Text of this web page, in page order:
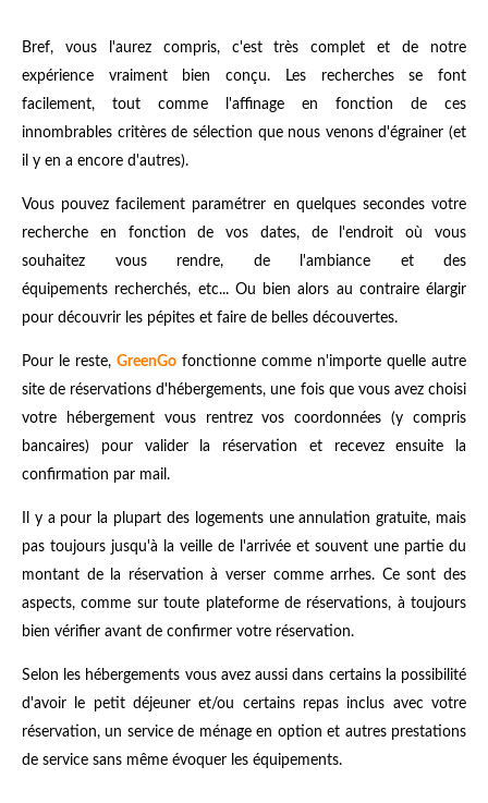
Bref, vous l'aurez compris, c'est très complet et de notre
expérience vraiment bien conçu. Les recherches se font
facilement, tout comme l'affinage en fonction de ces
innombrables critères de sélection que nous venons d'égrainer (et
il y en a encore d'autres).
Vous pouvez facilement paramétrer en quelques secondes votre
recherche en fonction de vos dates, de l'endroit où vous
souhaitez vous rendre, de l'ambiance et des
équipements recherchés, etc... Ou bien alors au contraire élargir
pour découvrir les pépites et faire de belles découvertes.
Pour le reste, GreenGo fonctionne comme n'importe quelle autre
site de réservations d'hébergements, une fois que vous avez choisi
votre hébergement vous rentrez vos coordonnées (y compris
bancaires) pour valider la réservation et recevez ensuite la
confirmation par mail.
Il y a pour la plupart des logements une annulation gratuite, mais
pas toujours jusqu'à la veille de l'arrivée et souvent une partie du
montant de la réservation à verser comme arrhes. Ce sont des
aspects, comme sur toute plateforme de réservations, à toujours
bien vérifier avant de confirmer votre réservation.
Selon les hébergements vous avez aussi dans certains la possibilité
d'avoir le petit déjeuner et/ou certains repas inclus avec votre
réservation, un service de ménage en option et autres prestations
de service sans même évoquer les équipements.